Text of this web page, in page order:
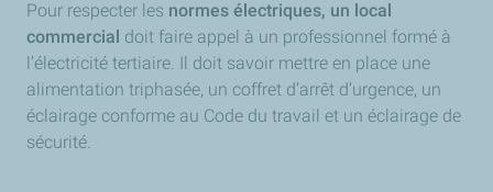
Pour respecter les normes électriques, un local
commercial doit faire appel à un professionnel formé à
l’électricité tertiaire. Il doit savoir mettre en place une
alimentation triphasée, un coffret d’arrêt d’urgence, un
éclairage conforme au Code du travail et un éclairage de
sécurité.